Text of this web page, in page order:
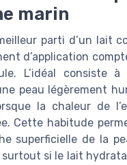
marin
parti d’un lait
d’application
L’idéal consiste
peau légèrement
la chaleur de
Cette habitude
superficielle de la
surtout si le lait